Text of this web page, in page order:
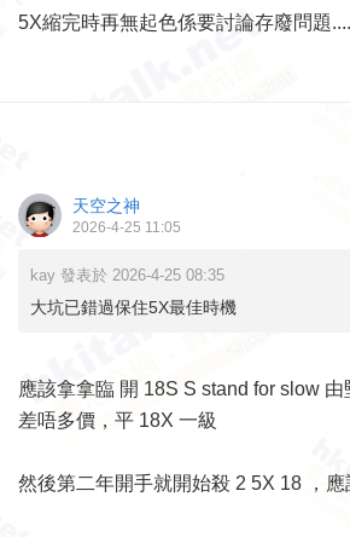
5X縮完時再無起色係要討論存廢問題
天空之神
2026-4-25 11:05
kay 發表於 2026-4-25 08:35
大坑已錯過保住5X最佳時機
應該拿拿臨 開 18S S stand for slow
差唔多價，平 18X 一級
然後第二年開手就開始殺 2 5X 18 ，